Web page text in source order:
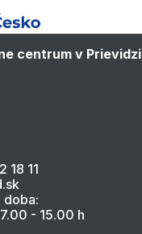
centrum v Prievidzi
18 11
doba:
- 15.00 h